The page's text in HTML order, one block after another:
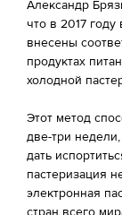
Александр
что в 2017
внесены
продуктах
холодной
Этот метод
две-три
дать
пастеризация
электронная